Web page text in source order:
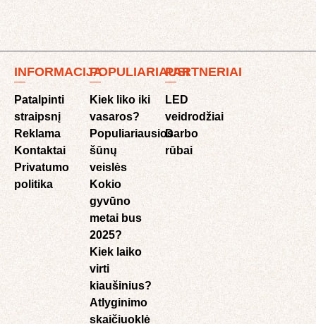
INFORMACIJA
Patalpinti
straipsnį
Reklama
Kontaktai
Privatumo
politika
POPULIARIAUSI
Kiek liko iki
vasaros?
Populiariausios
šūnų
veislės
Kokio
gyvūno
metai bus
2025?
Kiek laiko
virti
kiaušinius?
Atlyginimo
skaičiuoklė​
PARTNERIAI
LED
veidrodžiai
Darbo
rūbai